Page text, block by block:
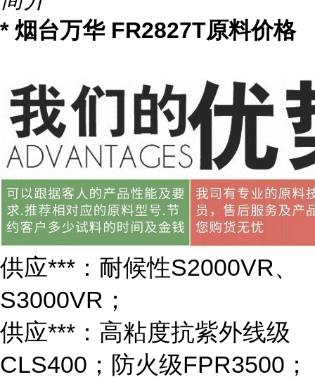
* 烟台万华 FR2827T原料价格
供应***：耐候性S2000VR、
S3000VR；
供应***：高粘度抗紫外线级
CLS400；防火级FPR3500；